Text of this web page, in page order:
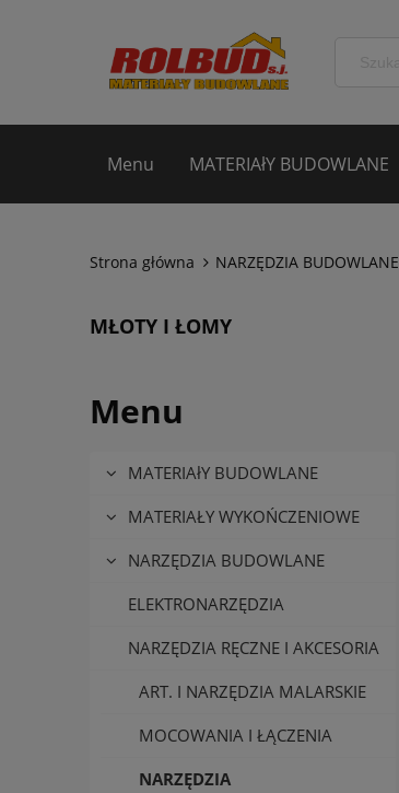
Menu MATERIAłY BUDOWLANE
Strona główna NARZĘDZIA BUDOWLANE
MŁOTY I ŁOMY
Menu
MATERIAłY BUDOWLANE
MATERIAŁY WYKOŃCZENIOWE
NARZĘDZIA BUDOWLANE
ELEKTRONARZĘDZIA
NARZĘDZIA RĘCZNE I AKCESORIA
ART. I NARZĘDZIA MALARSKIE
MOCOWANIA I ŁĄCZENIA
NARZĘDZIA